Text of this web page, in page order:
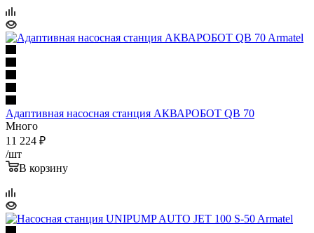
Адаптивная насосная станция АКВАРОБОТ QB 70
Много
11 224 ₽
/шт
В корзину